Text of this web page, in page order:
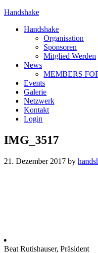
Handshake
Handshake
Organisation
Sponsoren
Mitglied Werden
News
MEMBERS
Events
Galerie
Netzwerk
Kontakt
Login
IMG_3517
21. Dezember 2017 by
Beat Rutishauser, Präsident